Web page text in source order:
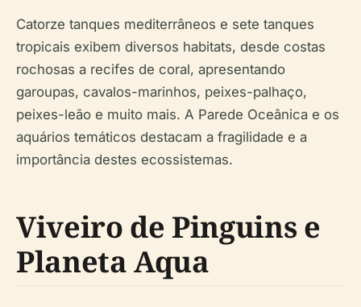
Catorze tanques mediterrâneos e sete tanques
tropicais exibem diversos habitats, desde costas
rochosas a recifes de coral, apresentando
garoupas, cavalos-marinhos, peixes-palhaço,
peixes-leão e muito mais. A Parede Oceânica e os
aquários temáticos destacam a fragilidade e a
importância destes ecossistemas.
Viveiro de Pinguins e
Planeta Aqua